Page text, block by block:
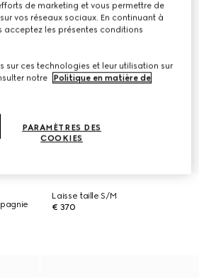
Laisse taille S/M
€ 370
de marketing et vous permettre de
vos réseaux sociaux. En continuant à
acceptez les présentes conditions
sur ces technologies et leur utilisation sur
notre
Politique en matière de
PARAMÈTRES DES
COOKIES